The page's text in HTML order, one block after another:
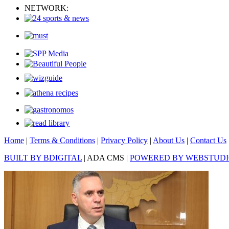
NETWORK:
Home | Terms & Conditions | Privacy Policy | About Us | Contact Us
BUILT BY BDIGITAL | ADA CMS | POWERED BY